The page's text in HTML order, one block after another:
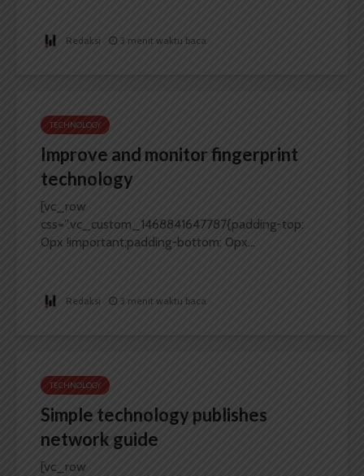
Redaksi 3 menit waktu baca
TECHNOLOGY
Improve and monitor fingerprint
technology
[vc_row
css=”.vc_custom_1468841647787{padding-top:
0px !important;padding-bottom: 0px...
Redaksi 3 menit waktu baca
TECHNOLOGY
Simple technology publishes
network guide
[vc_row